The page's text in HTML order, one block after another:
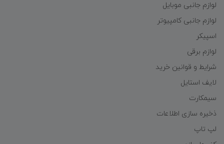
لوازم جانبی موبایل
لوازم جانبی کامپیوتر
اسپیکر
لوازم برقی
شرایط و قوانین خرید
لایف استایل
سیمکارت
ذخیره سازی اطلاعات
لپ تاپ